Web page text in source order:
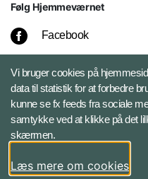
Følg Hjemmeværnet
Facebook
Instagram
LinkedIn
X
Vi bruger cookies på
data til statistik for at forbedre
kunne se fx feeds fra sociale
samtykke ved at klikke på det
skærmen.
Læs mere om cookies